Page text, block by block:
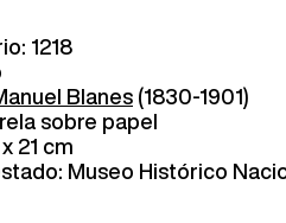
1218
Blanes (1830-1901)
sobre papel
21 cm
Museo Histórico